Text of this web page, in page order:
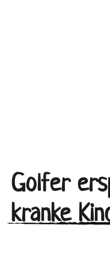
Golfer
kranke